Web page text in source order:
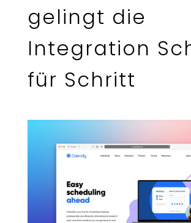
gelingt die
Integration
für Schritt